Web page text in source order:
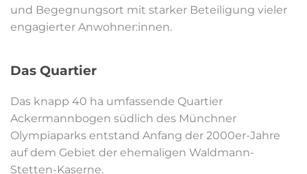
und Begegnungsort mit starker Beteiligung vieler
engagierter Anwohner:innen.
Das Quartier
Das knapp 40 ha umfassende Quartier
Ackermannbogen südlich des Münchner
Olympiaparks entstand Anfang der 2000er-Jahre
auf dem Gebiet der ehemaligen Waldmann-
Stetten-Kaserne.